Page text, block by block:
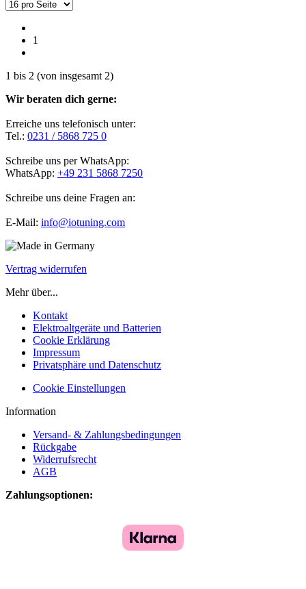
1
1 bis 2 (von insgesamt 2)
Wir beraten dich gerne:
Erreiche uns telefonisch unter:
Tel.: 0231 / 5868 725 0
Schreibe uns per WhatsApp:
WhatsApp: +49 231 5868 7250
Schreibe uns deine Fragen an:
E-Mail: info@iotuning.com
Vertrag widerrufen
Mehr über...
Kontakt
Elektroaltgeräte und Batterien
Cookie Erklärung
Impressum
Privatsphäre und Datenschutz
Cookie Einstellungen
Information
Versand- & Zahlungsbedingungen
Rückgabe
Widerrufsrecht
AGB
Zahlungsoptionen: